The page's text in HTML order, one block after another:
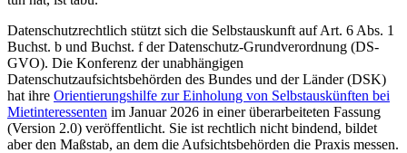
Datenschutzrechtlich stützt sich die Selbstauskunft auf Art. 6 Abs. 1
Buchst. b und Buchst. f der Datenschutz-Grundverordnung (DS-
GVO). Die Konferenz der unabhängigen
Datenschutzaufsichtsbehörden des Bundes und der Länder (DSK)
hat ihre Orientierungshilfe zur Einholung von Selbstauskünften bei
Mietinteressenten im Januar 2026 in einer überarbeiteten Fassung
(Version 2.0) veröffentlicht. Sie ist rechtlich nicht bindend, bildet
aber den Maßstab, an dem die Aufsichtsbehörden die Praxis messen.